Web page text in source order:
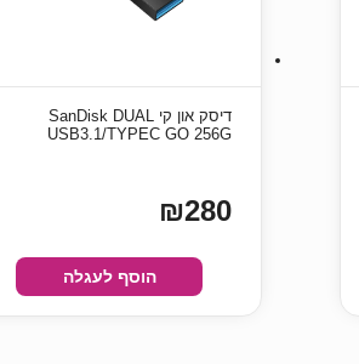
דיסק און קי SanDisk DUAL
USB3.1/TYPEC GO 256G
₪280
הוסף לעגלה